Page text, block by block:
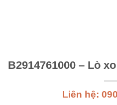
B2914761000 – Lò
Liên hệ: